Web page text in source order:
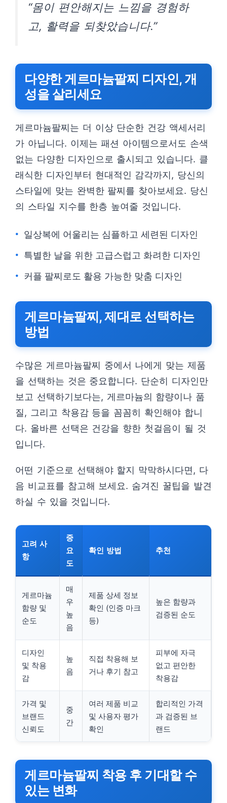
“몸이 편안해지는 느낌을 경험하
고, 활력을 되찾았습니다.”
다양한 게르마늄팔찌 디자인, 개
성을 살리세요
게르마늄팔찌는 더 이상 단순한 건강 액세서리
가 아닙니다. 이제는 패션 아이템으로서도 손색
없는 다양한 디자인으로 출시되고 있습니다. 클
래식한 디자인부터 현대적인 감각까지, 당신의
스타일에 맞는 완벽한 팔찌를 찾아보세요. 당신
의 스타일 지수를 한층 높여줄 것입니다.
일상복에 어울리는 심플하고 세련된 디자인
특별한 날을 위한 고급스럽고 화려한 디자인
커플 팔찌로도 활용 가능한 맞춤 디자인
게르마늄팔찌, 제대로 선택하는
방법
수많은 게르마늄팔찌 중에서 나에게 맞는 제품
을 선택하는 것은 중요합니다. 단순히 디자인만
보고 선택하기보다는, 게르마늄의 함량이나 품
질, 그리고 착용감 등을 꼼꼼히 확인해야 합니
다. 올바른 선택은 건강을 향한 첫걸음이 될 것
입니다.
어떤 기준으로 선택해야 할지 막막하시다면, 다
음 비교표를 참고해 보세요. 숨겨진 꿀팁을 발견
하실 수 있을 것입니다.
고려 사
항
중
요
도
확인 방법 추천
게르마늄
함량 및
순도
매
우
높
음
제품 상세 정보
확인 (인증 마크
등)
높은 함량과
검증된 순도
디자인
및 착용
감
높
음
직접 착용해 보
거나 후기 참고
피부에 자극
없고 편안한
착용감
가격 및
브랜드
신뢰도
중
간
여러 제품 비교
및 사용자 평가
확인
합리적인 가격
과 검증된 브
랜드
게르마늄팔찌 착용 후 기대할 수
있는 변화